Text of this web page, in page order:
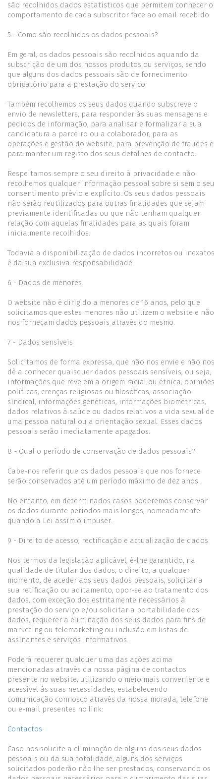
são recolhidos dados estatísticos que permitem conhecer o
comportamento de cada subscritor face ao email recebido.
5 - Como são recolhidos os dados pessoais?
Em geral, os dados pessoais são recolhidos aquando da
subscrição de um dos nossos produtos ou serviços, sendo
que alguns dos dados pessoais são de fornecimento
obrigatório para a prestação do serviço.
Também recolhemos os seus dados quando subscreve o
envio de newsletters, para responder às suas mensagens e
pedidos de informação, para analisar e formalizar a sua
candidatura a parceiro ou a colaborador, para as
operações e gestão do website, para prevenção de fraudes e
para manter um registo dos seus detalhes de contacto.
Respeitamos sempre o seu direito à privacidade e não
recolhemos qualquer informação pessoal sobre si sem o seu
consentimento prévio e explícito. Os seus dados pessoais
não serão reutilizados para outras finalidades que sejam
previamente identificadas ou que não tenham qualquer
relação com aquelas finalidades para as quais foram
inicialmente recolhidos.
Todavia a disponibilização de dados incorretos ou inexatos
é da sua exclusiva responsabilidade.
6 - Dados de menores
O website não é dirigido a menores de 16 anos, pelo que
solicitamos que estes menores não utilizem o website e não
nos forneçam dados pessoais através do mesmo.
7 - Dados sensíveis
Solicitamos de forma expressa, que não nos envie e não nos
dê a conhecer quaisquer dados pessoais sensíveis, ou seja,
informações que revelem a origem racial ou étnica, opiniões
políticas, crenças religiosas ou filosóficas, associação
sindical, informações genéticas, informações biométricas,
dados relativos à saúde ou dados relativos a vida sexual de
uma pessoa natural ou a orientação sexual. Esses dados
pessoais serão imediatamente apagados.
8 - Qual o período de conservação de dados pessoais?
Cabe-nos referir que os dados pessoais que nos fornece
serão conservados até um período máximo de dez anos.
No entanto, em determinados casos poderemos conservar
os dados durante períodos mais longos, nomeadamente
quando a Lei assim o impuser.
9 - Direito de acesso, rectificação e actualização de dados
Nos termos da legislação aplicável, é-lhe garantido, na
qualidade de titular dos dados, o direito, a qualquer
momento, de aceder aos seus dados pessoais, solicitar a
sua retificação ou aditamento, opor-se ao tratamento dos
dados, com exceção dos estritamente necessários à
prestação do serviço e/ou solicitar a portabilidade dos
dados, requerer a eliminação dos seus dados para fins de
marketing ou telemarketing ou inclusão em listas de
assinantes e serviços informativos.
Poderá requerer qualquer uma das ações acima
mencionadas através da nossa página de contactos
presente no website, utilizando o meio mais conveniente e
acessível às suas necessidades, estabelecendo
comunicação connosco através da nossa morada, telefone
ou e-mail presentes no link:
Contactos
Caso nos solicite a eliminação de alguns dos seus dados
pessoais ou da sua totalidade, alguns dos serviços
solicitados poderão não lhe ser prestados, conservando os